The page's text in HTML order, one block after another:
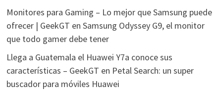
Monitores para Gaming – Lo mejor que Samsung puede
ofrecer | GeekGT en Samsung Odyssey G9, el monitor
que todo gamer debe tener
Llega a Guatemala el Huawei Y7a conoce sus
características – GeekGT en Petal Search: un super
buscador para móviles Huawei